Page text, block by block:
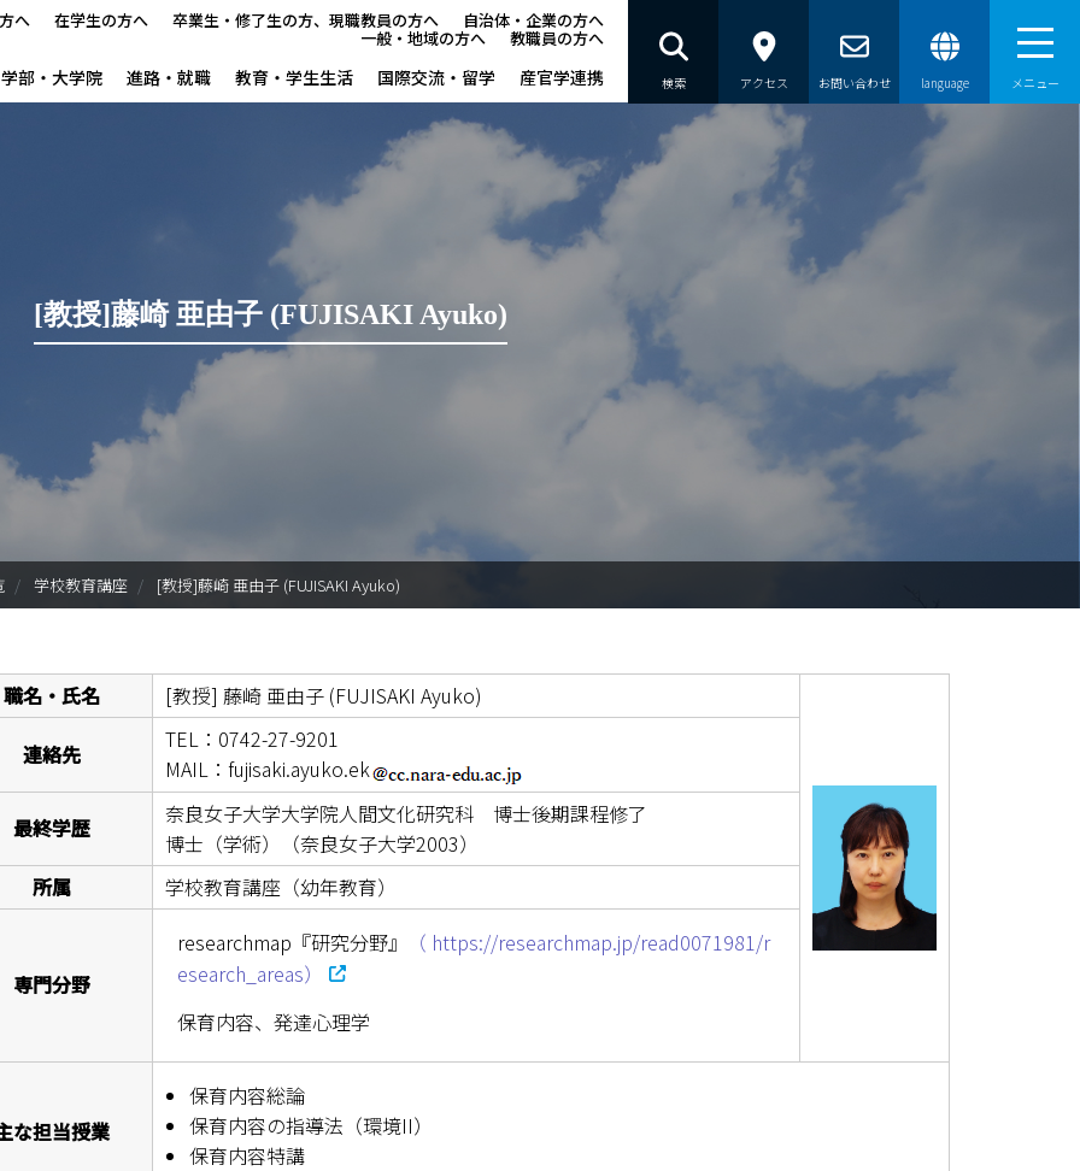
へ 在学生の方へ 卒業生・修了生の方、現職教員の方へ 自治体・企業の方へ
一般・地域の方へ 教職員の方へ
学部・大学院 進路・就職 教育・学生生活 国際交流・留学 産官学連携 検索 アクセス お問い合わせ language メニュー
本学で学びたい方へ
在学生の方へ
自治体・企業の方へ
入試情報
進路・就職
教育・学生生活
国際交流・留学
産官学連携
奈良国立大学機構
図書館
教育資料館
情報センター
[教授]藤崎 亜由子 (FUJISAKI Ayuko)
学校教育講座 [教授]藤崎 亜由子 (FUJISAKI Ayuko)
職名・氏名 [教授] 藤崎 亜由子 (FUJISAKI Ayuko)
連絡先
TEL：0742-27-9201
MAIL：fujisaki.ayuko.ek
最終学歴
奈良女子大学大学院人間文化研究科 博士後期課程修了
博士（学術）（奈良女子大学2003）
所属
学校教育講座（幼年教育）
専門分野
researchmap『研究分野』
（ https://researchmap.jp/read0071981/r
esearch_areas）
保育内容、発達心理学
な担当授業
保育内容総論
保育内容の指導法（環境II）
保育内容特講